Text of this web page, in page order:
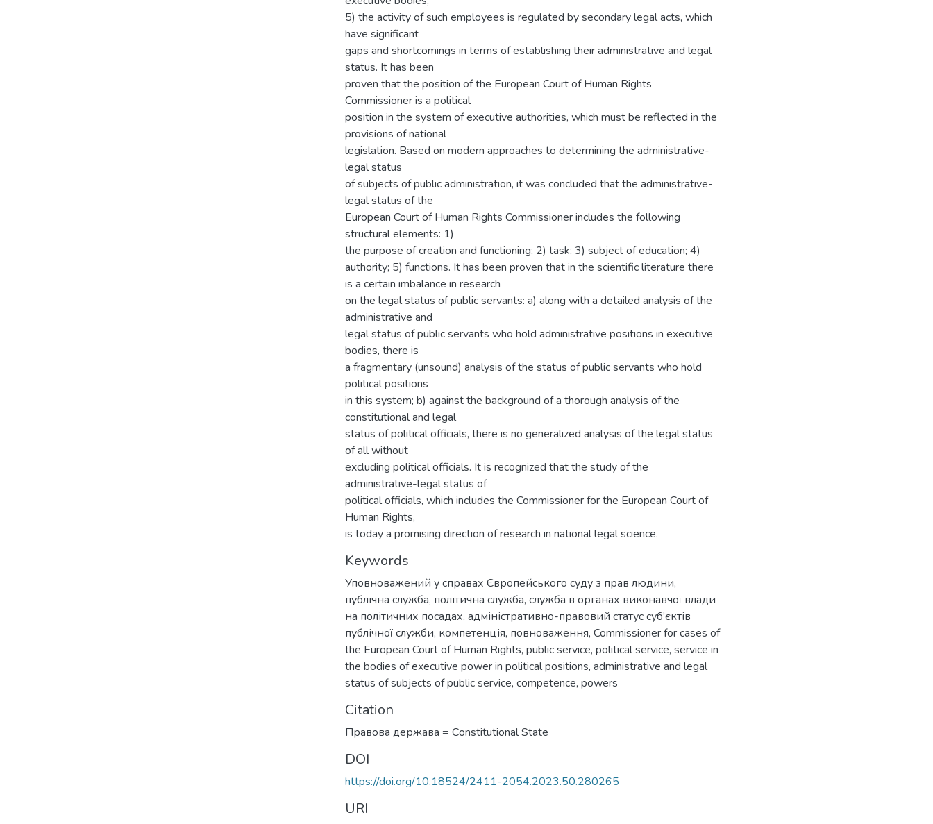
5) the activity of such employees is regulated by secondary legal acts, which
have significant
gaps and shortcomings in terms of establishing their administrative and legal
status. It has been
proven that the position of the European Court of Human Rights
Commissioner is a political
position in the system of executive authorities, which must be reflected in the
provisions of national
legislation. Based on modern approaches to determining the administrative-
legal status
of subjects of public administration, it was concluded that the administrative-
legal status of the
European Court of Human Rights Commissioner includes the following
structural elements: 1)
the purpose of creation and functioning; 2) task; 3) subject of education; 4)
authority; 5) functions. It has been proven that in the scientific literature there
is a certain imbalance in research
on the legal status of public servants: a) along with a detailed analysis of the
administrative and
legal status of public servants who hold administrative positions in executive
bodies, there is
a fragmentary (unsound) analysis of the status of public servants who hold
political positions
in this system; b) against the background of a thorough analysis of the
constitutional and legal
status of political officials, there is no generalized analysis of the legal status
of all without
excluding political officials. It is recognized that the study of the
administrative-legal status of
political officials, which includes the Commissioner for the European Court of
Human Rights,
is today a promising direction of research in national legal science.
Keywords
Уповноважений у справах Європейського суду з прав людини,
публічна служба, політична служба, служба в органах виконавчої влади
на політичних посадах, адміністративно-правовий статус суб’єктів
публічної служби, компетенція, повноваження, Commissioner for cases of
the European Court of Human Rights, public service, political service, service in
the bodies of executive power in political positions, administrative and legal
status of subjects of public service, competence, powers
Citation
Правова держава = Сonstitutional State
DOI
https://doi.org/10.18524/2411-2054.2023.50.280265
URI